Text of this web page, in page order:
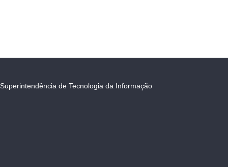
Superintendência de Tecnologia da Informação